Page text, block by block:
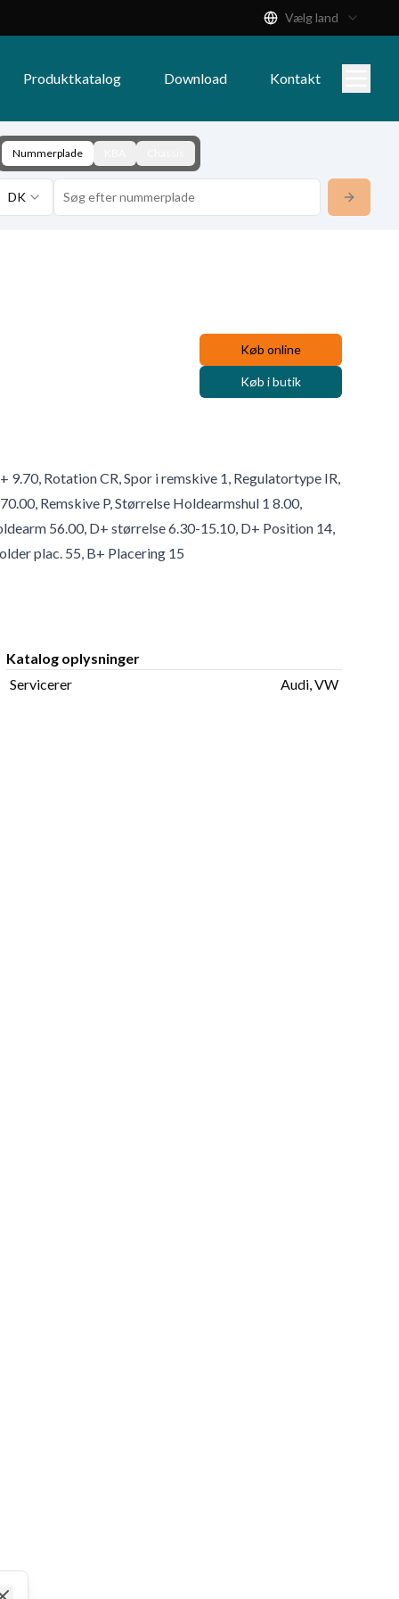
Vælg land
Produktkatalog Download Kontakt
Nummerplade
DK
Køb online
Køb i butik
Rotation CR, Spor i remskive 1, Regulatortype IR,
Remskive P, Størrelse Holdearmshul 1 8.00,
56.00, D+ størrelse 6.30-15.10, D+ Position 14,
plac. 55, B+ Placering 15
Katalog oplysninger
Servicerer
Audi, VW